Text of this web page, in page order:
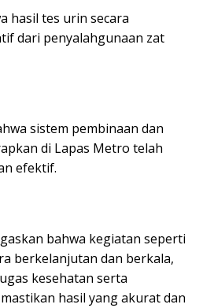
hasil tes urin secara
dari penyalahgunaan zat
sistem pembinaan dan
di Lapas Metro telah
efektif.
bahwa kegiatan seperti
berkelanjutan dan berkala,
kesehatan serta
hasil yang akurat dan